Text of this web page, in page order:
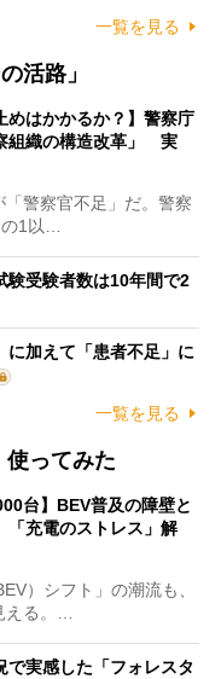
一覧を見る
活路」
めはかかるか？】警察庁
組織の構造改革」 実
警察官不足」だ。警察
1以…
験受験者数は10年間で2
に加えて「患者不足」に
一覧を見る
使ってみた
台】BEV普及の障壁と
「充電のストレス」解
）シフト」の潮流も、
える。…
で実感した「フォレスタ